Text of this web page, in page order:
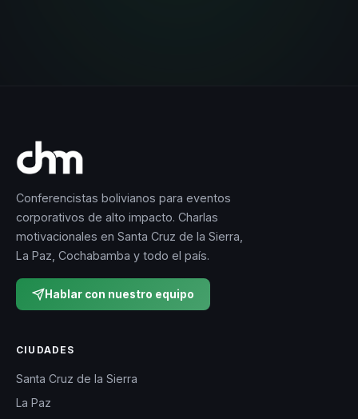
Conferencistas bolivianos para eventos
corporativos de alto impacto. Charlas
motivacionales en Santa Cruz de la Sierra,
La Paz, Cochabamba y todo el país.
Hablar con nuestro equipo
CIUDADES
Santa Cruz de la Sierra
La Paz